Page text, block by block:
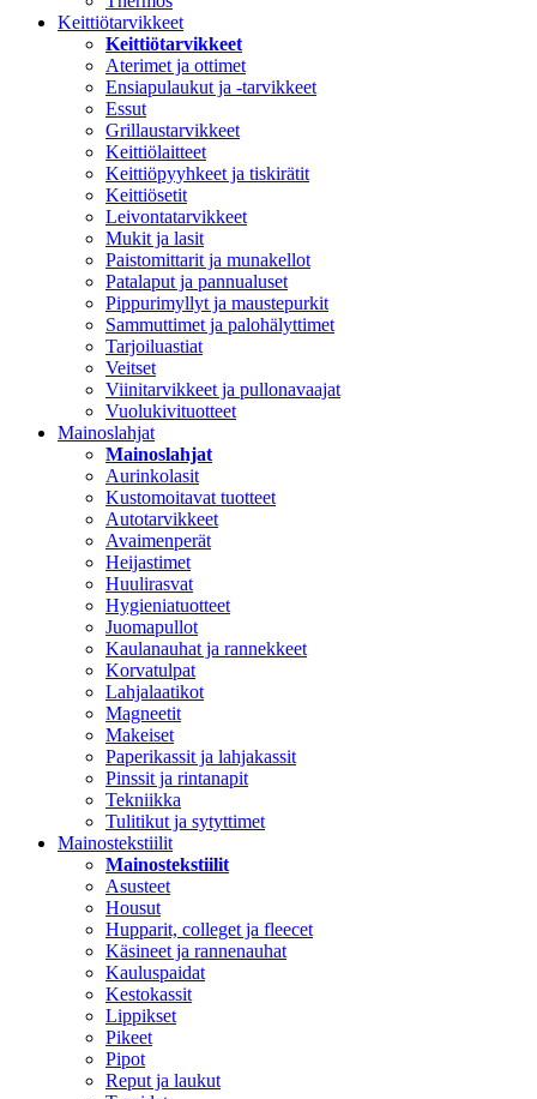
Keittiötarvikkeet
Keittiötarvikkeet
Aterimet ja ottimet
Ensiapulaukut ja -tarvikkeet
Essut
Grillaustarvikkeet
Keittiölaitteet
Keittiöpyyhkeet ja tiskirätit
Keittiösetit
Leivontatarvikkeet
Mukit ja lasit
Paistomittarit ja munakellot
Patalaput ja pannualuset
Pippurimyllyt ja maustepurkit
Sammuttimet ja palohälyttimet
Tarjoiluastiat
Veitset
Viinitarvikkeet ja pullonavaajat
Vuolukivituotteet
Mainoslahjat
Mainoslahjat
Aurinkolasit
Kustomoitavat tuotteet
Autotarvikkeet
Avaimenperät
Heijastimet
Huulirasvat
Hygieniatuotteet
Juomapullot
Kaulanauhat ja rannekkeet
Korvatulpat
Lahjalaatikot
Magneetit
Makeiset
Paperikassit ja lahjakassit
Pinssit ja rintanapit
Tekniikka
Tulitikut ja sytyttimet
Mainostekstiilit
Mainostekstiilit
Asusteet
Housut
Hupparit, colleget ja fleecet
Käsineet ja rannenauhat
Kauluspaidat
Kestokassit
Lippikset
Pikeet
Pipot
Reput ja laukut